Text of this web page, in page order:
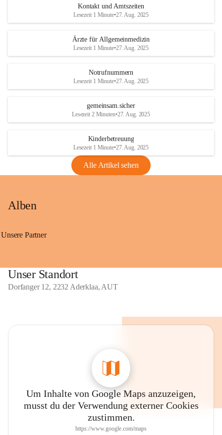
Kontakt und Amtszeiten
Lesezeit 1 Minute•27. Aug. 2025
Ärzte für Allgemeinmedizin
Lesezeit 1 Minute•27. Aug. 2025
Notrufnummern
Lesezeit 1 Minute•27. Aug. 2025
gemeinsam.sicher
Lesezeit 2 Minuten•27. Aug. 2025
Kinderbetreuung
Lesezeit 1 Minute•27. Aug. 2025
Alle Artikel sehen
Alben
Unsere Partner
Unser Standort
Dorfanger 12, 2232 Aderklaa, AUT
Um Inhalte von Google Maps anzuzeigen,
musst du der Verwendung externer Cookies
zustimmen.
https://www.google.com/maps